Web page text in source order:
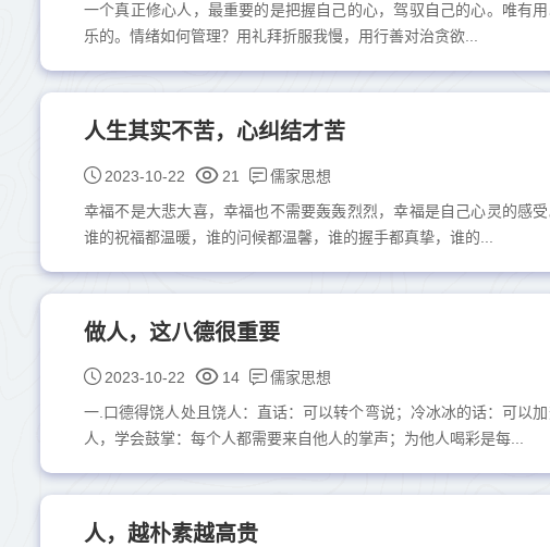
一个真正修心人，最重要的是把握自己的心，驾驭自己的心。唯有
乐的。情绪如何管理？用礼拜折服我慢，用行善对治贪欲...
人生其实不苦，心纠结才苦
2023-10-22 21 儒家思想
幸福不是大悲大喜，幸福也不需要轰轰烈烈，幸福是自己心灵的感
谁的祝福都温暖，谁的问候都温馨，谁的握手都真挚，谁的...
做人，这八德很重要
2023-10-22 14 儒家思想
一.口德得饶人处且饶人：直话：可以转个弯说；冷冰冰的话：可以
人，学会鼓掌：每个人都需要来自他人的掌声；为他人喝彩是每...
人，越朴素越高贵